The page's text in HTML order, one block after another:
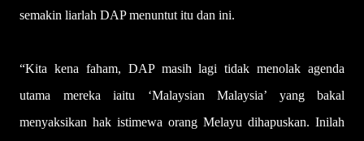
semakin liarlah DAP menuntut itu dan ini.
“Kita kena faham, DAP masih lagi tidak menolak agenda
utama mereka iaitu ‘Malaysian Malaysia’ yang bakal
menyaksikan hak istimewa orang Melayu dihapuskan. Inilah